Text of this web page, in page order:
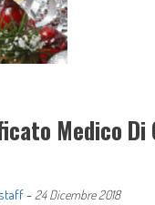
Medico
staff- 24 Dicembre 2018